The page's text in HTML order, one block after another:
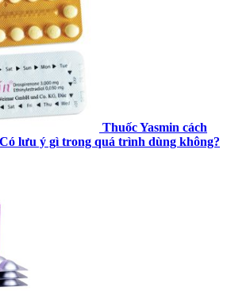
Thuốc Yasmin cách
lưu ý gì trong quá trình dùng không?